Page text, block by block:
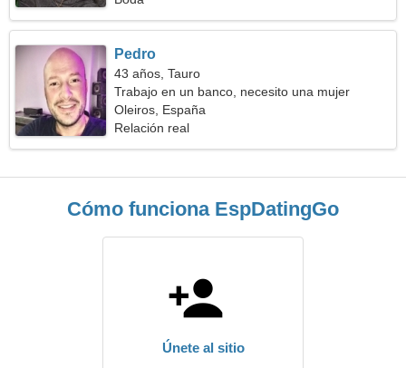
Pedro
43 años, Tauro
Trabajo en un banco, necesito una mujer
ardiente
Oleiros, España
Relación real
Cómo funciona EspDatingGo
Únete al sitio